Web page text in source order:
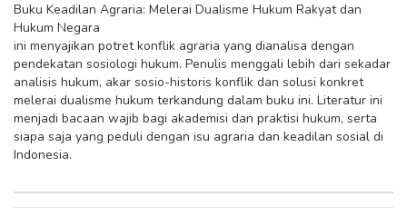
Buku Keadilan Agraria: Melerai Dualisme Hukum Rakyat dan
Hukum Negara
ini menyajikan potret konflik agraria yang dianalisa dengan
pendekatan sosiologi hukum. Penulis menggali lebih dari sekadar
analisis hukum, akar sosio-historis konflik dan solusi konkret
melerai dualisme hukum terkandung dalam buku ini. Literatur ini
menjadi bacaan wajib bagi akademisi dan praktisi hukum, serta
siapa saja yang peduli dengan isu agraria dan keadilan sosial di
Indonesia.